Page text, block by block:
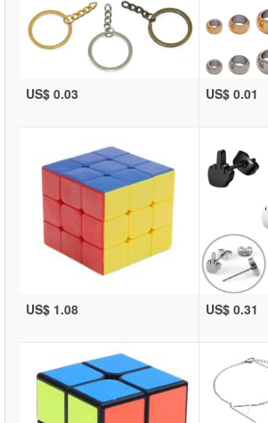
US$ 0.03 US$ 0.01
US$ 1.08 US$ 0.31